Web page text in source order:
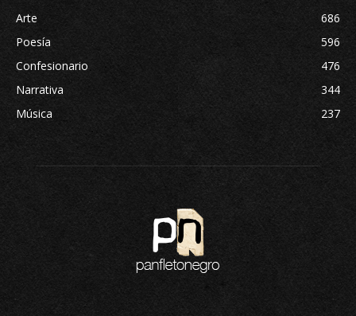
Arte
686
Poesía
596
Confesionario
476
Narrativa
344
Música
237